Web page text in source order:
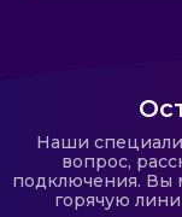
Наши
вопрос,
подключения. Вы
горячую